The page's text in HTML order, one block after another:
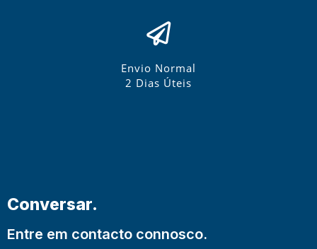
Envio Normal
2 Dias Úteis
Conversar.
Entre em contacto connosco.